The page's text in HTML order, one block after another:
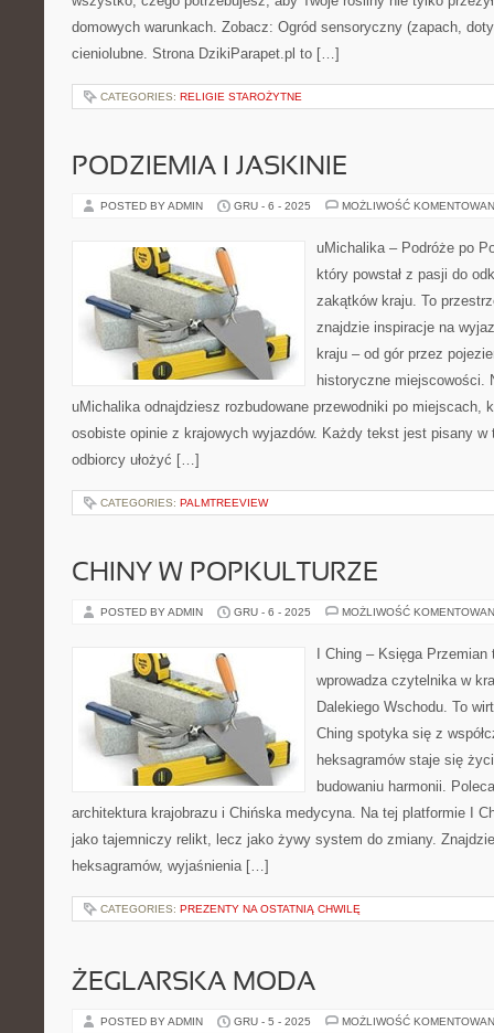
domowych warunkach. Zobacz: Ogród sensoryczny (zapach,
cieniolubne. Strona DzikiParapet.pl to […]
CATEGORIES: RELIGIE STAROŻYTNE
PODZIEMIA I JASKINIE
POSTED BY ADMIN GRU - 6 - 2025 MOŻLIWOŚĆ
uMichalika – Podróże po
który powstał z pasji do
zakątków kraju. To
znajdzie inspiracje na
kraju – od gór przez
historyczne miejscowości.
uMichalika odnajdziesz rozbudowane przewodniki po miejscach,
osobiste opinie z krajowych wyjazdów. Każdy tekst jest pisany w
odbiorcy ułożyć […]
CATEGORIES: PALMTREEVIEW
CHINY W POPKULTURZE
POSTED BY ADMIN GRU - 6 - 2025 MOŻLIWOŚĆ
I Ching – Księga
wprowadza czytelnika w
Dalekiego Wschodu. To
Ching spotyka się z
heksagramów staje się
budowaniu harmonii.
architektura krajobrazu i Chińska medycyna. Na tej platformie I
jako tajemniczy relikt, lecz jako żywy system do zmiany.
heksagramów, wyjaśnienia […]
CATEGORIES: PREZENTY NA OSTATNIĄ CHWILĘ
ŻEGLARSKA MODA
POSTED BY ADMIN GRU - 5 - 2025 MOŻLIWOŚĆ